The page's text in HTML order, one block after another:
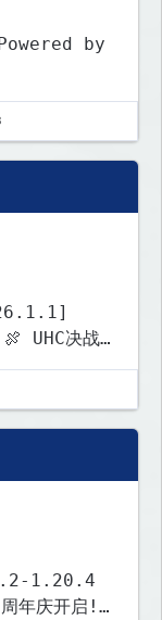
by
1.20.4
年庆开启!